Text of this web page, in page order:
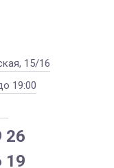
15/16
19:00
26
19